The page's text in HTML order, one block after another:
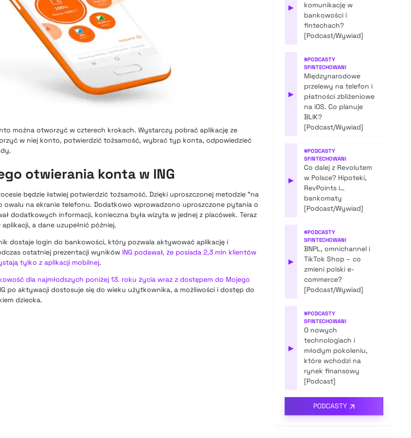
można otworzyć w czterech krokach. Wystarczy pobrać aplikację ze
w niej konto, potwierdzić tożsamość, wybrać typ konta, odpowiedzieć
otwierania konta w ING
będzie łatwiej potwierdzić tożsamość. Dzięki uproszczonej metodzie ”na
owalu na ekranie telefonu. Dodatkowo wprowadzono uproszczone pytania o
dodatkowych informacji, konieczna była wizyta w jednej z placówek. Teraz
a dane uzupełnić później.
dostaje login do bankowości, który pozwala aktywować aplikację i
ostatniej prezentacji wyników ING podawał, że posiada 2,3 mln klientów
tylko z aplikacji mobilnej.
dla najmłodszych poniżej 13. roku życia wraz z dostępem do Mojego
po aktywacji dostosuje się do wieku użytkownika, a możliwości i dostęp do
dziecka.
▶
komunikację w
bankowości i
fintechach?
[Podcast/Wywiad]
▶
#PODCASTY
SFINTECHOWANI
Międzynarodowe
przelewy na telefon i
płatności zbliżeniowe
na iOS. Co planuje
BLIK?
[Podcast/Wywiad]
▶
#PODCASTY
SFINTECHOWANI
Co dalej z Revolutem
w Polsce? Hipoteki,
RevPoints i…
bankomaty
[Podcast/Wywiad]
▶
#PODCASTY
SFINTECHOWANI
BNPL, omnichannel i
TikTok Shop – co
zmieni polski e-
commerce?
[Podcast/Wywiad]
▶
#PODCASTY
SFINTECHOWANI
O nowych
technologiach i
młodym pokoleniu,
które wchodzi na
rynek finansowy
[Podcast]
PODCASTY